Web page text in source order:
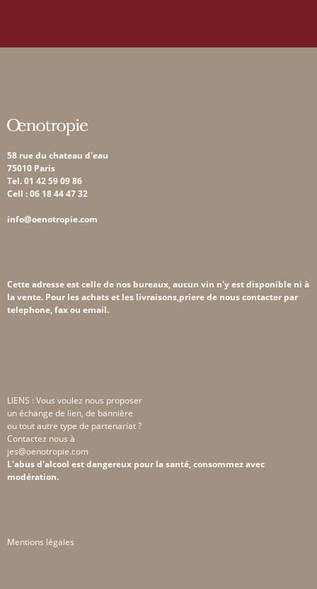
58 rue du chateau d'eau
75010 Paris
Tel. 01 42 59 09 86
Cell : 06 18 44 47 32
info@oenotropie.com
Cette adresse est celle de nos bureaux, aucun vin n'y est disponible ni à
la vente. Pour les achats et les livraisons,priere de nous contacter par
telephone, fax ou email.
LIENS : Vous voulez nous proposer
un échange de lien, de bannière
ou tout autre type de partenariat ?
Contactez nous à
jes@oenotropie.com
L'abus d'alcool est dangereux pour la santé, consommez avec
modération.
Mentions légales